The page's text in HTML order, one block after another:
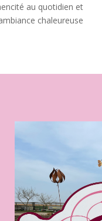
au quotidien et
chaleureuse